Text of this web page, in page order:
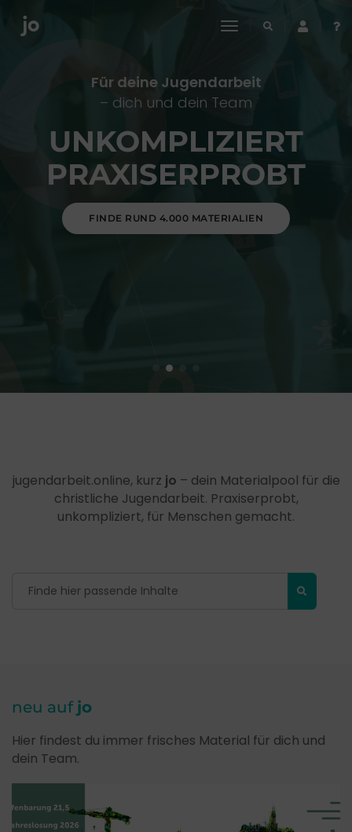
toggle
Für deine Jugendarbeit
– dich und dein Team
UNKOMPLIZIERT
PRAXISERPROBT
FINDE RUND 4.000 MATERIALIEN
jugendarbeit.online, kurz jo – dein Materialpool für die
christliche Jugendarbeit. Praxiserprobt,
unkompliziert, für Menschen gemacht.
neu auf jo
Hier findest du immer frisches Material für dich und
dein Team.